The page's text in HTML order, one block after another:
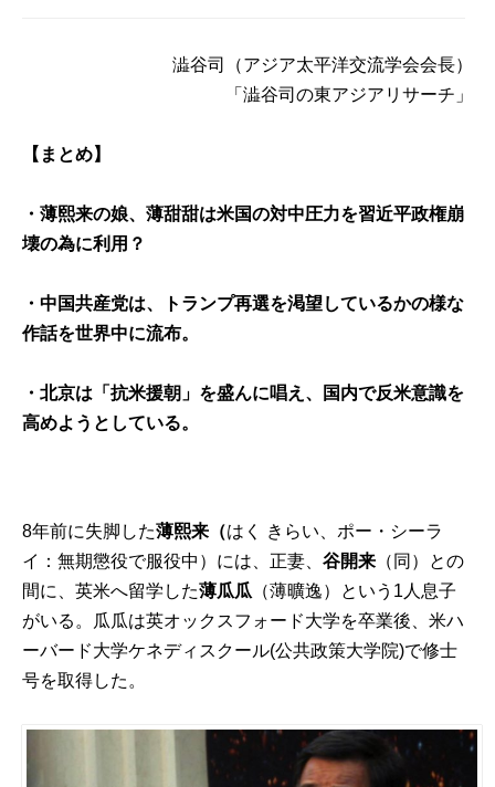
澁谷司
（アジア太平洋交流学会会長）
「澁谷司の東アジアリサーチ」
【まとめ】
・薄熙来の娘、薄甜甜は米国の対中圧力を習近平政権崩
壊の為に利用？
・中国共産党は、トランプ再選を渇望しているかの様な
作話を世界中に流布。
・北京は「抗米援朝」を盛んに唱え、国内で反米意識を
高めようとしている。
8年前に失脚した薄熙来（はく きらい、ポー・シーラ
イ：無期懲役で服役中）には、正妻、谷開来 （同）との
間に、英米へ留学した薄瓜瓜 （薄曠逸）という1人息子
がいる。瓜瓜は英オックスフォード大学を卒業後、米ハ
ーバード大学ケネディスクール(公共政策大学院)で修士
号を取得した。